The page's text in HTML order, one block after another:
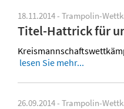
18.11.2014 - Trampolin-
Titel-Hattrick für
lesen Sie mehr...
26.09.2014 - Trampolin-